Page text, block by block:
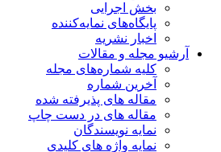
بخش اجرایی
‌پایگاه‌های نمایه‌کننده
اخبار نشریه
آرشیو مجله و مقالات
کلیه شماره‌های مجله
آخرین شماره
مقاله های پذیرفته شده
مقاله های در دست چاپ
نمایه نویسندگان
نمایه واژه های کلیدی